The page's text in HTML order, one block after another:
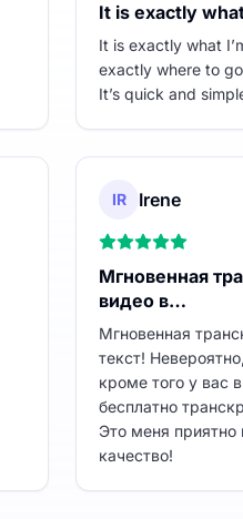
It is exactly
It is exactly what
exactly where to
It’s quick and
IR Irene
Мгновенная
видео в…
Мгновенная
текст!
кроме того у вас
бесплатно
Это меня приятно
качество!